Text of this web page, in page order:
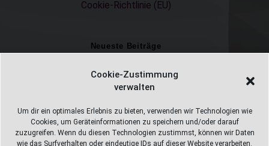
Cookie-Zustimmung
verwalten
Um dir ein optimales Erlebnis zu bieten, verwenden wir Technologien wie
Cookies, um Geräteinformationen zu speichern und/oder darauf
zuzugreifen. Wenn du diesen Technologien zustimmst, können wir Daten
wie das Surfverhalten oder eindeutige IDs auf dieser Website verarbeiten.
Cookie-Richtlinie (EU)
Neueste Beiträge
Einschulungsfotos 2026 – ein unvergesslicher Moment
Fotostudio in Fichtelberg
Alles Pizza oder was ;-)
Überweisungen